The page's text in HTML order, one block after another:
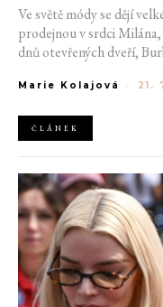
Ve světě módy se dějí
prodejnou v srdci
dnů otevřených dveří,
AliExpress.
Marie Kolajová - 21.
ČLÁNEK